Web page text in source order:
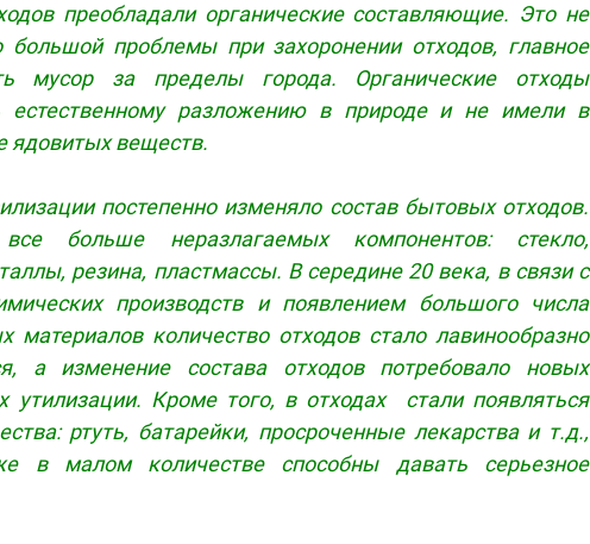
преобладали органические составляющие. Это не
большой проблемы при захоронении отходов, главное
мусор за пределы города. Органические отходы
естественному разложению в природе и не имели в
ядовитых веществ.
постепенно изменяло состав бытовых отходов.
все больше неразлагаемых компонентов: стекло,
резина, пластмассы. В середине 20 века, в связи с
производств и появлением большого числа
материалов количество отходов стало лавинообразно
а изменение состава отходов потребовало новых
утилизации. Кроме того, в отходах стали появляться
ртуть, батарейки, просроченные лекарства и т.д.,
в малом количестве способны давать серьезное